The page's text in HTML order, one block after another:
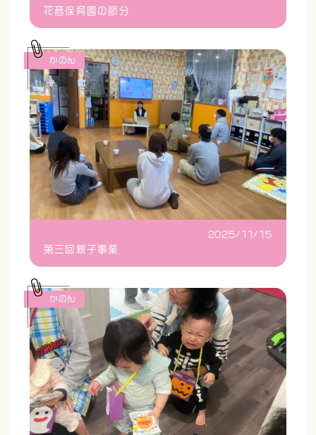
花音保育園の節分
2025/11/15
第三回親子事業
かのん
かのん